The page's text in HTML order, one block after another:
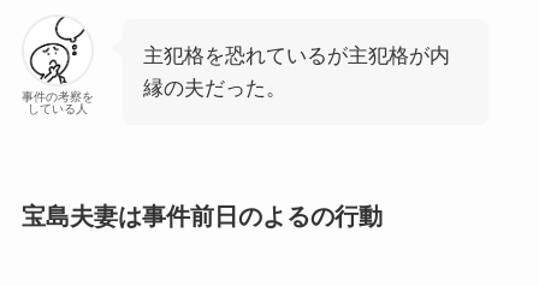
事件の考察を
している人
主犯格を恐れているが主犯格が内
縁の夫だった。
宝島夫妻は事件前日のよるの行動